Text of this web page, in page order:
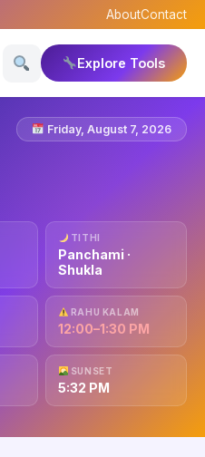
AboutContact
Explore Tools
Friday, August 7, 2026
TITHI
Panchami ·
Shukla
RAHU KALAM
12:00–1:30 PM
SUNSET
5:32 PM